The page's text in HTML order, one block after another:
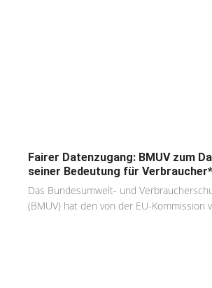
Fairer Datenzugang: BMUV zum
seiner Bedeutung für
Das Bundesumwelt- und
(BMUV) hat den von der EU-Kommission